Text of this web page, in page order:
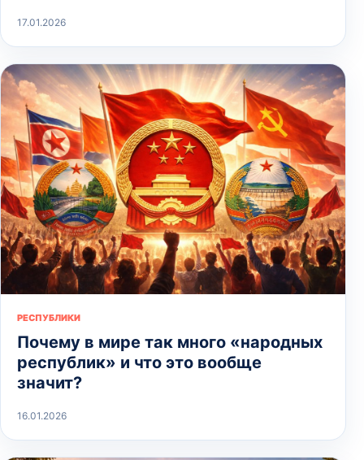
17.01.2026
РЕСПУБЛИКИ
Почему в мире так много «народных
республик» и что это вообще
значит?
16.01.2026